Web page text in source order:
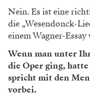
Nein. Es ist eine
die „Wesendonck-
einem Wagner-
Wenn man unter
die Oper ging,
spricht mit den
vorbei.